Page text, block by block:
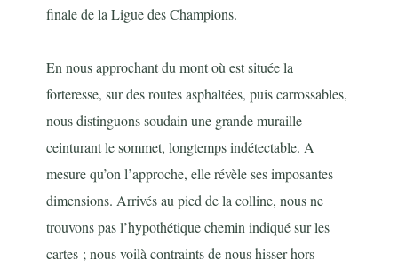
finale de la Ligue des Champions.
En nous approchant du mont où est située la
forteresse, sur des routes asphaltées, puis carrossables,
nous distinguons soudain une grande muraille
ceinturant le sommet, longtemps indétectable. A
mesure qu’on l’approche, elle révèle ses imposantes
dimensions. Arrivés au pied de la colline, nous ne
trouvons pas l’hypothétique chemin indiqué sur les
cartes ; nous voilà contraints de nous hisser hors-